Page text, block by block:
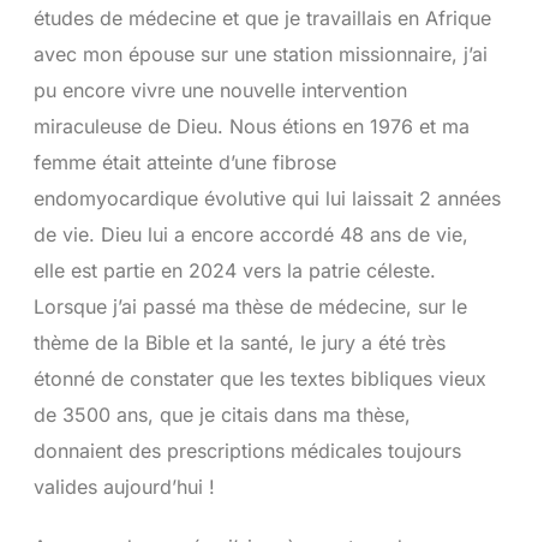
études de médecine et que je travaillais en Afrique
avec mon épouse sur une station missionnaire, j’ai
pu encore vivre une nouvelle intervention
miraculeuse de Dieu. Nous étions en 1976 et ma
femme était atteinte d’une fibrose
endomyocardique évolutive qui lui laissait 2 années
de vie. Dieu lui a encore accordé 48 ans de vie,
elle est partie en 2024 vers la patrie céleste.
Lorsque j’ai passé ma thèse de médecine, sur le
thème de la Bible et la santé, le jury a été très
étonné de constater que les textes bibliques vieux
de 3500 ans, que je citais dans ma thèse,
donnaient des prescriptions médicales toujours
valides aujourd’hui !